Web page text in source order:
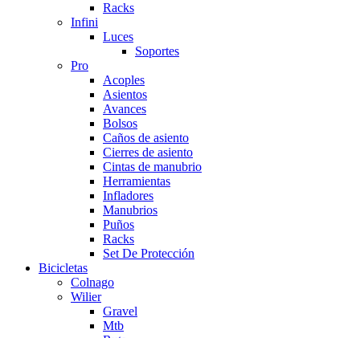
Racks
Infini
Luces
Soportes
Pro
Acoples
Asientos
Avances
Bolsos
Caños de asiento
Cierres de asiento
Cintas de manubrio
Herramientas
Infladores
Manubrios
Puños
Racks
Set De Protección
Bicicletas
Colnago
Wilier
Gravel
Mtb